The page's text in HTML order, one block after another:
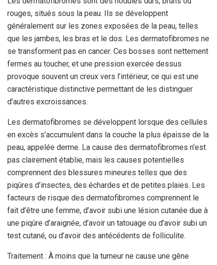
rouges, situés sous la peau. Ils se développent
généralement sur les zones exposées de la peau, telles
que les jambes, les bras et le dos. Les dermatofibromes ne
se transforment pas en cancer. Ces bosses sont nettement
fermes au toucher, et une pression exercée dessus
provoque souvent un creux vers l’intérieur, ce qui est une
caractéristique distinctive permettant de les distinguer
d’autres excroissances.
Les dermatofibromes se développent lorsque des cellules
en excès s’accumulent dans la couche la plus épaisse de la
peau, appelée derme. La cause des dermatofibromes n’est
pas clairement établie, mais les causes potentielles
comprennent des blessures mineures telles que des
piqûres d’insectes, des échardes et de petites plaies. Les
facteurs de risque des dermatofibromes comprennent le
fait d’être une femme, d’avoir subi une lésion cutanée due à
une piqûre d’araignée, d’avoir un tatouage ou d’avoir subi un
test cutané, ou d’avoir des antécédents de folliculite.
Traitement : À moins que la tumeur ne cause une gêne